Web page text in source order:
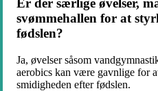
Er der særlige øvelser,
svømmehallen for at
fødslen?
Ja, øvelser såsom
aerobics kan være gavnlige for
smidigheden efter fødslen.